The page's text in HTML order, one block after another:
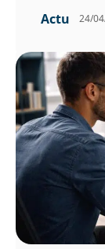
Actu 24/